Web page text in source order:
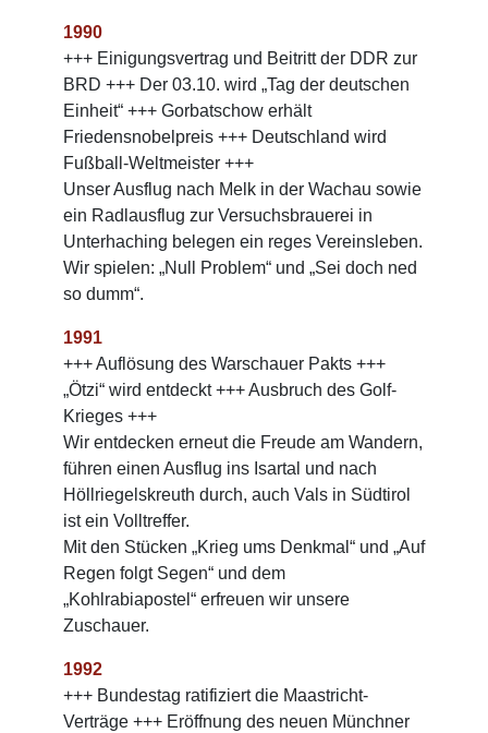
1990
+++ Einigungsvertrag und Beitritt der DDR zur
BRD +++ Der 03.10. wird „Tag der deutschen
Einheit“ +++ Gorbatschow erhält
Friedensnobelpreis +++ Deutschland wird
Fußball-Weltmeister +++
Unser Ausflug nach Melk in der Wachau sowie
ein Radlausflug zur Versuchsbrauerei in
Unterhaching belegen ein reges Vereinsleben.
Wir spielen: „Null Problem“ und „Sei doch ned
so dumm“.
1991
+++ Auflösung des Warschauer Pakts +++
„Ötzi“ wird entdeckt +++ Ausbruch des Golf-
Krieges +++
Wir entdecken erneut die Freude am Wandern,
führen einen Ausflug ins Isartal und nach
Höllriegelskreuth durch, auch Vals in Südtirol
ist ein Volltreffer.
Mit den Stücken „Krieg ums Denkmal“ und „Auf
Regen folgt Segen“ und dem
„Kohlrabiapostel“ erfreuen wir unsere
Zuschauer.
1992
+++ Bundestag ratifiziert die Maastricht-
Verträge +++ Eröffnung des neuen Münchner